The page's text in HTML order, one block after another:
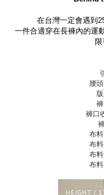
在台灣一定會遇到
一件合適穿在長褲內的運
腰
褲口
布
布
布
布